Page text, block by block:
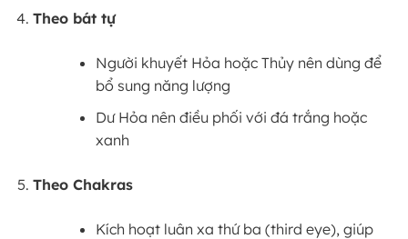
Theo bát tự
Người khuyết Hỏa hoặc Thủy nên dùng để
bổ sung năng lượng
Dư Hỏa nên điều phối với đá trắng hoặc
xanh
Theo Chakras
Kích hoạt luân xa thứ ba (third eye), giúp